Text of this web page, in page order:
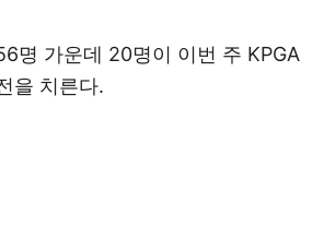
명 가운데 20명이 이번 주 KPGA
을 치른다.